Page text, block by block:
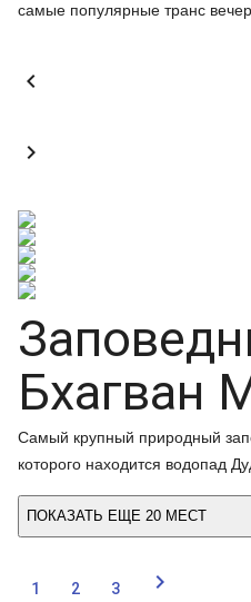
самые популярные транс


Бхагван
Самый крупный природный
которого находится водопад
ПОКАЗАТЬ ЕЩЕ 20 МЕСТ
1 2 3 